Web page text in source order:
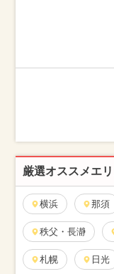
厳選オススメエ
横浜 那須
秩父・長瀞
札幌 日光